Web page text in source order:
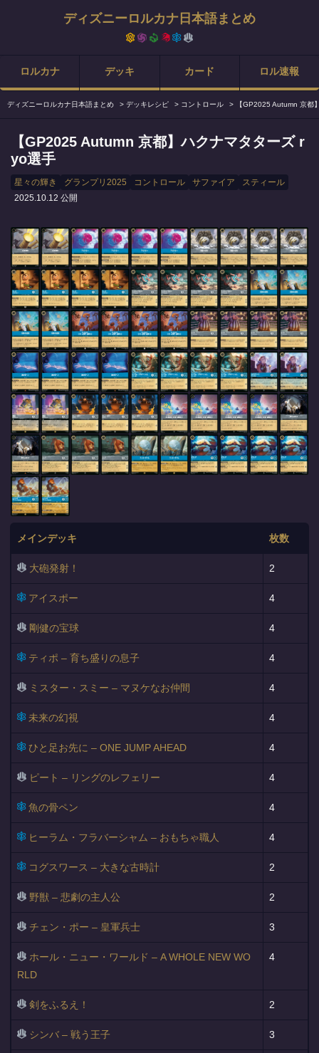
ディズニーロルカナ日本語まとめ
ロルカナ デッキ カード ロル速報
ディズニーロルカナ日本語まとめ > デッキレシピ > コントロール > 【GP2025 Autumn 京都
【GP2025 Autumn 京都】ハクナマタターズ r
yo選手
星々の輝き グランプリ2025 コントロール サファイア
スティール
2025.10.12 公開
メインデッキ 枚数
大砲発射！ 2
アイスポー 4
剛健の宝球 4
ティポ – 育ち盛りの息子 4
ミスター・スミー – マヌケなお仲間 4
未来の幻視 4
ひと足お先に – ONE JUMP AHEAD 4
ピート – リングのレフェリー 4
魚の骨ペン 4
ヒーラム・フラバーシャム – おもちゃ職人 4
コグスワース – 大きな古時計 2
野獣 – 悲劇の主人公 2
チェン・ポー – 皇軍兵士 3
ホール・ニュー・ワールド – A WHOLE NEW WO
RLD
4
剣をふるえ！ 2
シンバ – 戦う王子 3